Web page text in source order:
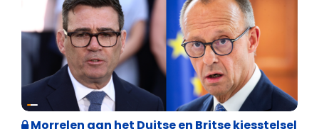
Internationale politiek
Morrelen aan het Duitse en Britse kiesstelsel